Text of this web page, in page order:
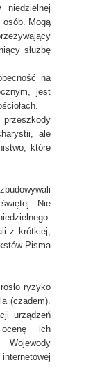
osób. Mogą
służbę
na
jest
ale
które
Nie
z krótkiej,
Pisma
ryzyko
(czadem).
urządzeń
ich
Wojewody